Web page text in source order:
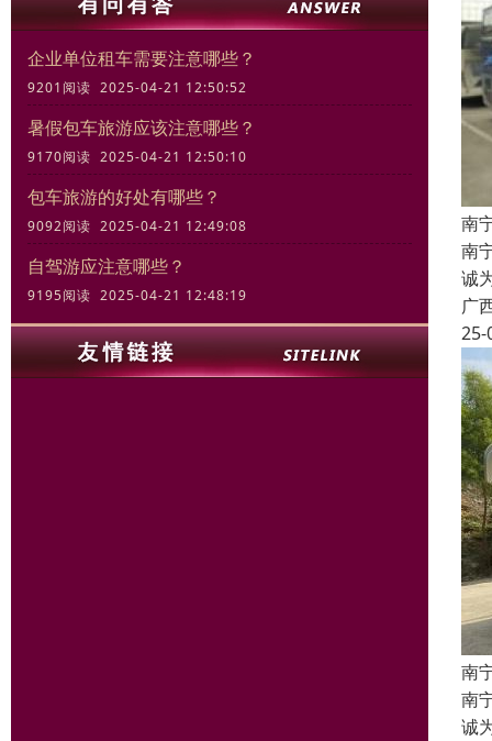
企业单位租车需要注意哪些？
9201阅读 2025-04-21 12:50:52
暑假包车旅游应该注意哪些？
9170阅读 2025-04-21 12:50:10
包车旅游的好处有哪些？
9092阅读 2025-04-21 12:49:08
自驾游应注意哪些？
9195阅读 2025-04-21 12:48:19
南
南
诚
广
25-
南
南
诚